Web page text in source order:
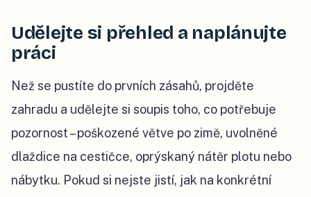
Udělejte si přehled a naplánujte
práci
Než se pustíte do prvních zásahů, projděte
zahradu a udělejte si soupis toho, co potřebuje
pozornost – poškozené větve po zimě, uvolněné
dlaždice na cestičce, oprýskaný nátěr plotu nebo
nábytku. Pokud si nejste jistí, jak na konkrétní